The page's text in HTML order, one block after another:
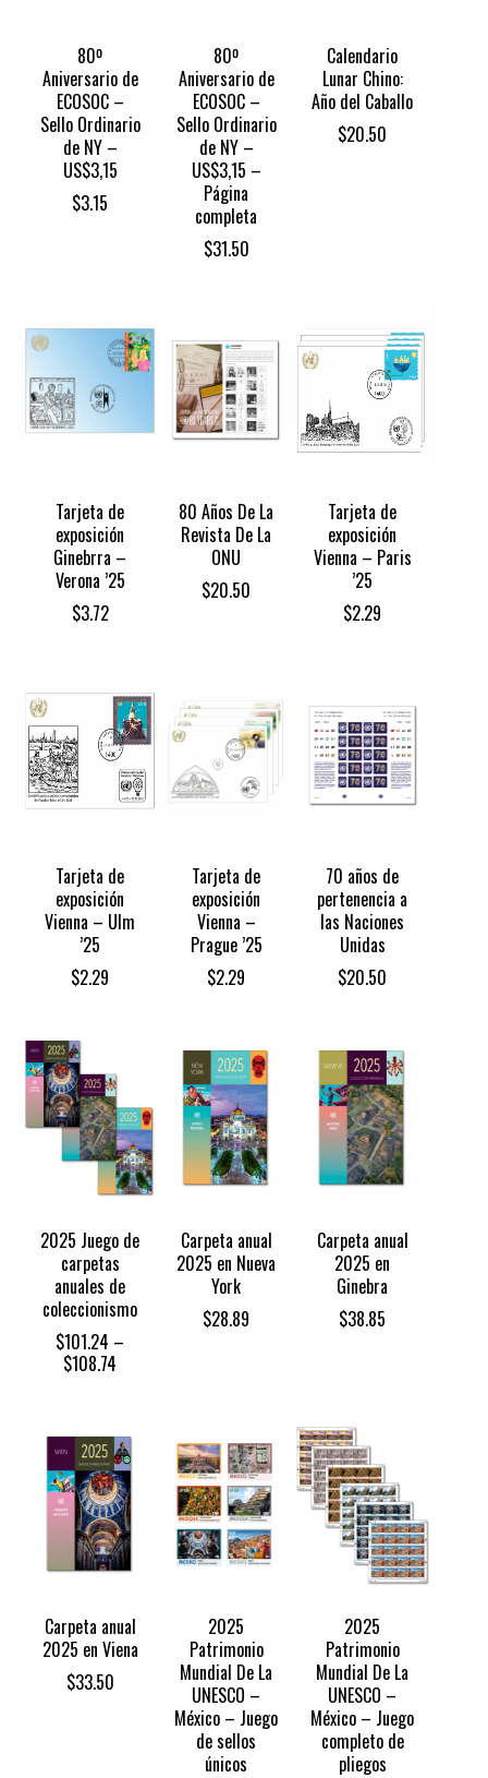
80º
Aniversario de
ECOSOC –
Sello Ordinario
de NY –
US$3,15
$3.15
80º
Aniversario de
ECOSOC –
Sello Ordinario
de NY –
US$3,15 –
Página
completa
$31.50
Calendario
Lunar Chino:
Año del Caballo
$20.50
Tarjeta de
exposición
Ginebrra –
Verona ’25
$3.72
80 Años De La
Revista De La
ONU
$20.50
Tarjeta de
exposición
Vienna – Paris
’25
$2.29
Tarjeta de
exposición
Vienna – Ulm
’25
$2.29
Tarjeta de
exposición
Vienna –
Prague ’25
$2.29
70 años de
pertenencia a
las Naciones
Unidas
$20.50
2025 Juego de
carpetas
anuales de
coleccionismo
$101.24 –
$108.74
$108.74
Carpeta anual
2025 en Nueva
York
$28.89
Carpeta anual
2025 en
Ginebra
$38.85
Carpeta anual
2025 en Viena
$33.50
2025
Patrimonio
Mundial De La
UNESCO –
México – Juego
de sellos
únicos
2025
Patrimonio
Mundial De La
UNESCO –
México – Juego
completo de
pliegos